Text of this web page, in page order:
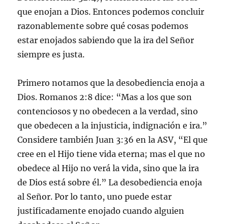
que enojan a Dios. Entonces podemos concluir
razonablemente sobre qué cosas podemos
estar enojados sabiendo que la ira del Señor
siempre es justa.
Primero notamos que la desobediencia enoja a
Dios. Romanos 2:8 dice: “Mas a los que son
contenciosos y no obedecen a la verdad, sino
que obedecen a la injusticia, indignación e ira.”
Considere también Juan 3:36 en la ASV, “El que
cree en el Hijo tiene vida eterna; mas el que no
obedece al Hijo no verá la vida, sino que la ira
de Dios está sobre él.” La desobediencia enoja
al Señor. Por lo tanto, uno puede estar
justificadamente enojado cuando alguien